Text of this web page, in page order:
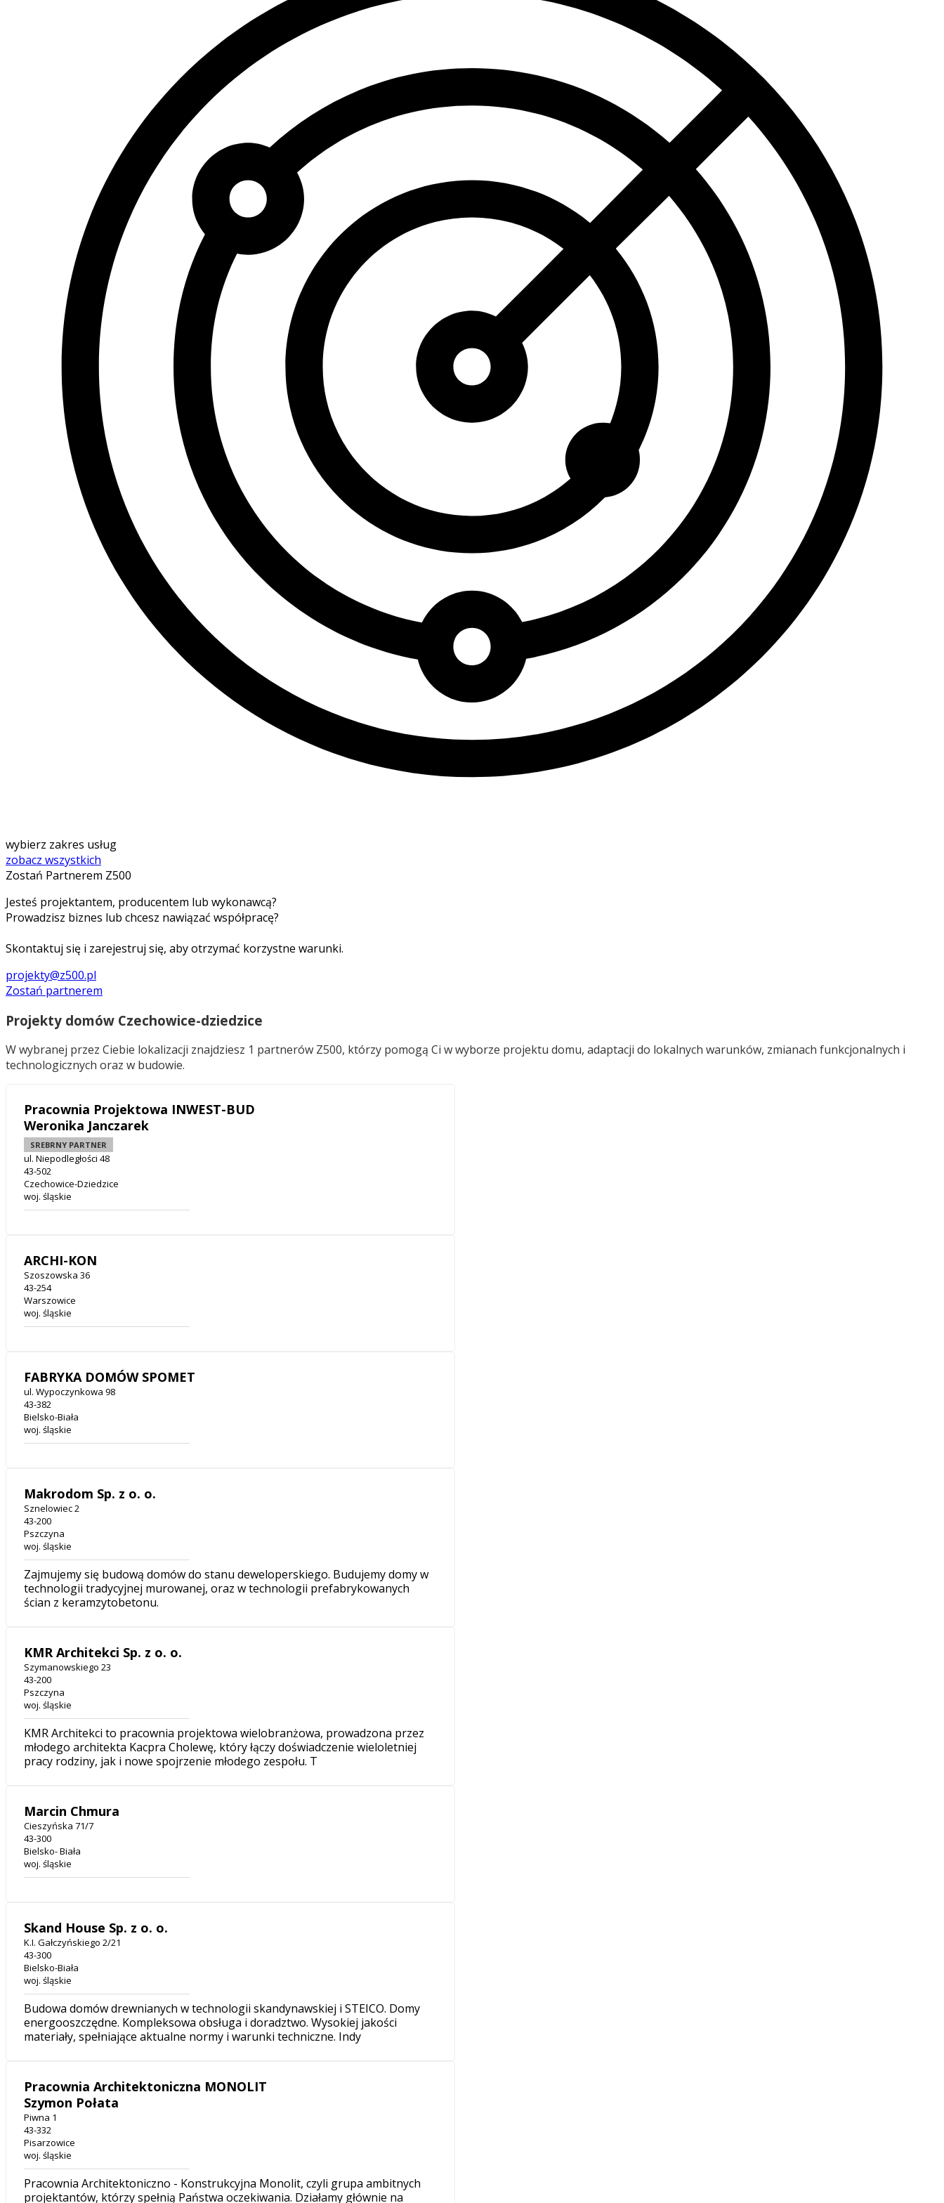
wybierz zakres usług
zobacz wszystkich
Zostań Partnerem Z500
Jesteś projektantem, producentem lub wykonawcą?
Prowadzisz biznes lub chcesz nawiązać współpracę?
Skontaktuj się i zarejestruj się, aby otrzymać korzystne warunki.
projekty@z500.pl
Zostań partnerem
Projekty domów Czechowice-dziedzice
W wybranej przez Ciebie lokalizacji znajdziesz 1 partnerów Z500, którzy pomogą Ci w wyborze projektu domu, adaptacji do lokalnych warunków, zmianach funkcjonalnych i
technologicznych oraz w budowie.
Pracownia Projektowa INWEST-BUD
Weronika Janczarek
SREBRNY PARTNER
ul. Niepodległości 48
43-502
Czechowice-Dziedzice
woj. śląskie
ARCHI-KON
Szoszowska 36
43-254
Warszowice
woj. śląskie
FABRYKA DOMÓW SPOMET
ul. Wypoczynkowa 98
43-382
Bielsko-Biała
woj. śląskie
Makrodom Sp. z o. o.
Sznelowiec 2
43-200
Pszczyna
woj. śląskie
Zajmujemy się budową domów do stanu deweloperskiego. Budujemy domy w
technologii tradycyjnej murowanej, oraz w technologii prefabrykowanych
ścian z keramzytobetonu.
KMR Architekci Sp. z o. o.
Szymanowskiego 23
43-200
Pszczyna
woj. śląskie
KMR Architekci to pracownia projektowa wielobranżowa, prowadzona przez
młodego architekta Kacpra Cholewę, który łączy doświadczenie wieloletniej
pracy rodziny, jak i nowe spojrzenie młodego zespołu. T
Marcin Chmura
Cieszyńska 71/7
43-300
Bielsko- Biała
woj. śląskie
Skand House Sp. z o. o.
K.I. Gałczyńskiego 2/21
43-300
Bielsko-Biała
woj. śląskie
Budowa domów drewnianych w technologii skandynawskiej i STEICO. Domy
energooszczędne. Kompleksowa obsługa i doradztwo. Wysokiej jakości
materiały, spełniające aktualne normy i warunki techniczne. Indy
Pracownia Architektoniczna MONOLIT
Szymon Połata
Piwna 1
43-332
Pisarzowice
woj. śląskie
Pracownia Architektoniczno - Konstrukcyjna Monolit, czyli grupa ambitnych
projektantów, którzy spełnią Państwa oczekiwania. Działamy głównie na